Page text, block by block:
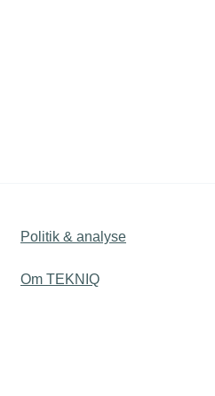
Politik & analyse
Om TEKNIQ